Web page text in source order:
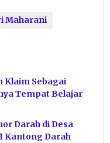
Maharani
Klaim Sebagai
Tempat Belajar
Darah di Desa
Kantong Darah